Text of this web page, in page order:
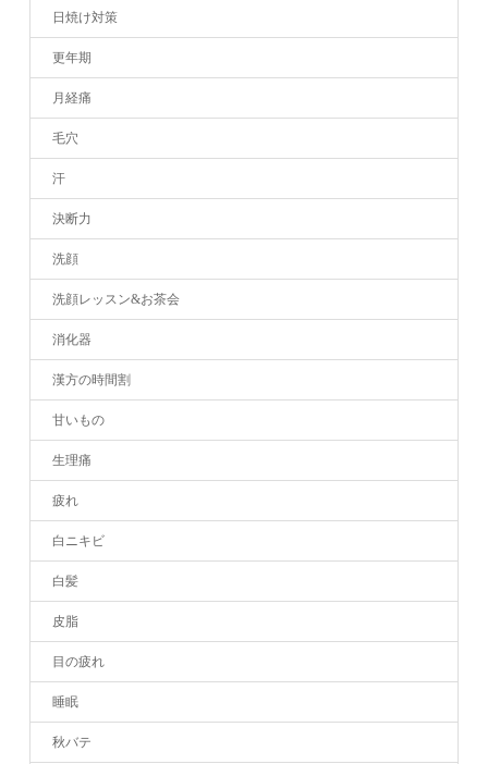
日焼け対策
更年期
月経痛
毛穴
汗
決断力
洗顔
洗顔レッスン&お茶会
消化器
漢方の時間割
甘いもの
生理痛
疲れ
白ニキビ
白髪
皮脂
目の疲れ
睡眠
秋バテ